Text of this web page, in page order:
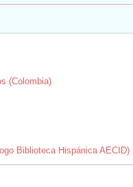
(Colombia)
Biblioteca Hispánica AECID)